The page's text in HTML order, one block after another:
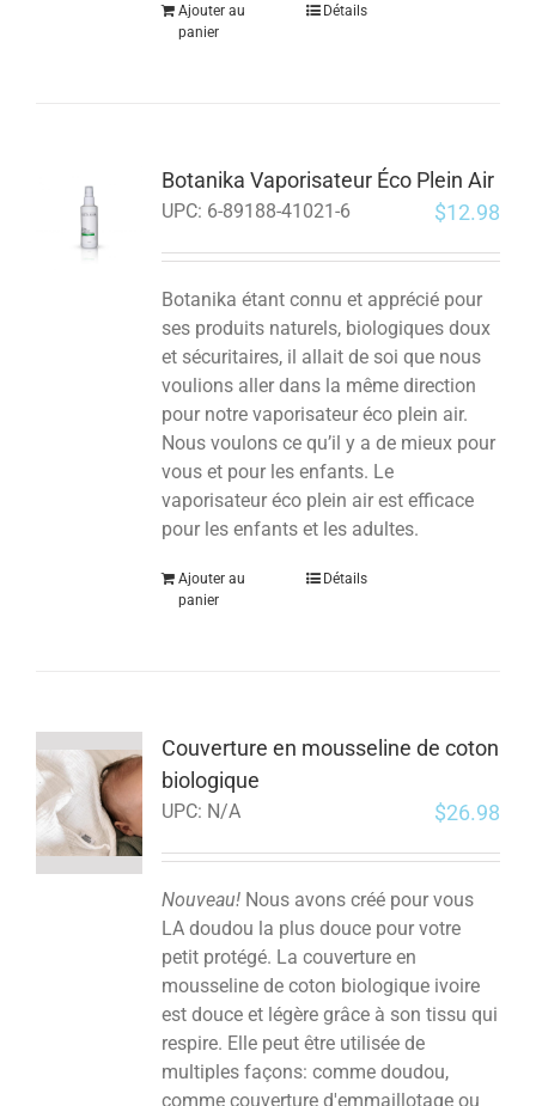
Ajouter au
panier
Détails
Botanika Vaporisateur Éco Plein Air
UPC: 6-89188-41021-6 $12.98
Botanika étant connu et apprécié pour
ses produits naturels, biologiques doux
et sécuritaires, il allait de soi que nous
voulions aller dans la même direction
pour notre vaporisateur éco plein air.
Nous voulons ce qu’il y a de mieux pour
vous et pour les enfants. Le
vaporisateur éco plein air est efficace
pour les enfants et les adultes.
Ajouter au
panier
Détails
Couverture en mousseline de coton
biologique
UPC: N/A $26.98
Nouveau!Nous avons créé pour vous
LA doudou la plus douce pour votre
petit protégé. La couverture en
mousseline de coton biologique ivoire
est douce et légère grâce à son tissu qui
respire. Elle peut être utilisée de
multiples façons: comme doudou,
comme couverture d'emmaillotage ou